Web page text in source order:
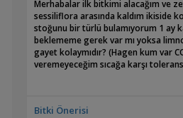
Merhabalar ilk bitkimi alacağım ve
sessiliflora arasında kaldım ikiside
stoğunu bir türlü bulamıyorum 1 ay
beklememe gerek var mı yoksa
gayet kolaymıdır? (Hagen kum var
veremeyeceğim sıcağa karşı
Bitki Önerisi